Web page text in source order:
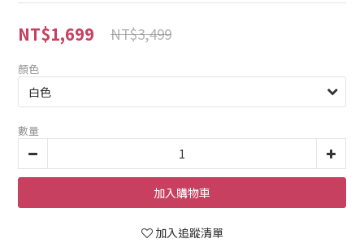
NT$1,699 NT$3,499
顏色
數量
加入購物車
加入追蹤清單